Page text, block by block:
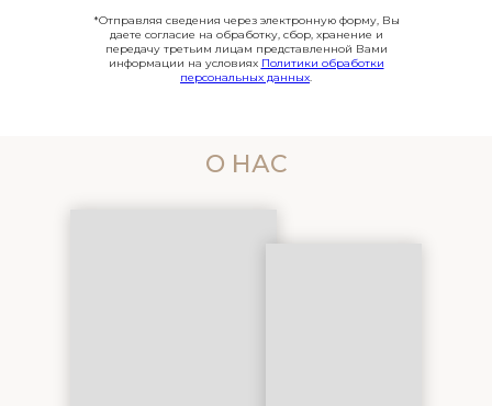
*Отправляя сведения через электронную форму, Вы
даете согласие на обработку, сбор, хранение и
передачу третьим лицам представленной Вами
информации на условиях Политики обработки
персональных данных.
О НАС